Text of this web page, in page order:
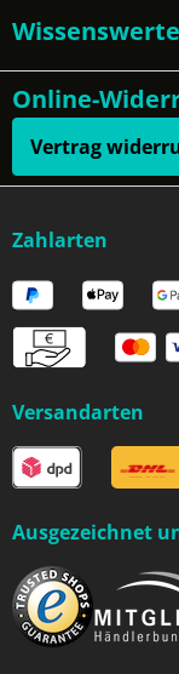
Online-
Vertrag
Zahlarten
Versandarten
Ausgezeichnet